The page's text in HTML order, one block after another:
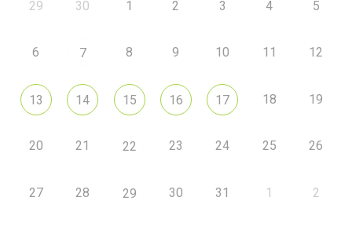
29 30 1 2 3 4 5
6 7 8 9 10 11 12
13 14 15 16 17 18 19
20 21 22 23 24 25 26
27 28 29 30 31 1 2